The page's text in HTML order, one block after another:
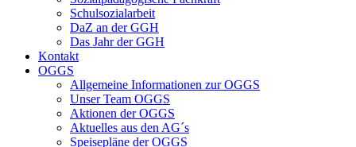
Schulsozialarbeit
DaZ an der GGH
Das Jahr der GGH
Kontakt
OGGS
Allgemeine Informationen zur OGGS
Unser Team OGGS
Aktionen der OGGS
Aktuelles aus den AG´s
Speisepläne der OGGS